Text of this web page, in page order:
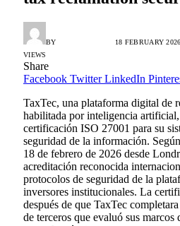
BY 18 FEBRUARY 2026
VIEWS
Share
Facebook Twitter LinkedIn
TaxTec, una plataforma digital de
habilitada por inteligencia
certificación ISO 27001 para su
seguridad de la información.
18 de febrero de 2026 desde
acreditación reconocida
protocolos de seguridad de la
inversores institucionales. La
después de que TaxTec
de terceros que evaluó sus